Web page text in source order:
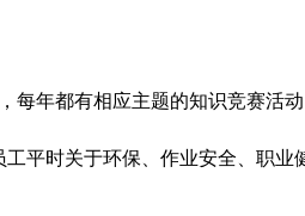
年都有相应主题的知识竞赛活
平时关于环保、作业安全、职